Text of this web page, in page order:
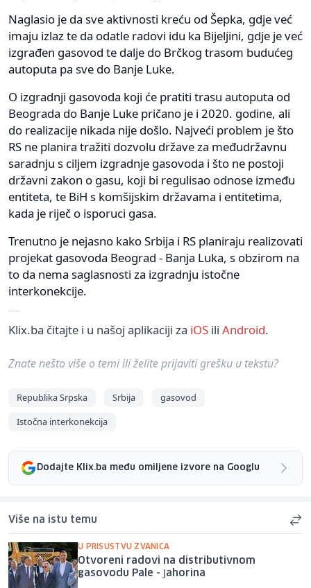
Naglasio je da sve aktivnosti kreću od Šepka, gdje već
imaju izlaz te da odatle radovi idu ka Bijeljini, gdje je već
izgrađen gasovod te dalje do Brčkog trasom budućeg
autoputa pa sve do Banje Luke.
O izgradnji gasovoda koji će pratiti trasu autoputa od
Beograda do Banje Luke pričano je i 2020. godine, ali
do realizacije nikada nije došlo. Najveći problem je što
RS ne planira tražiti dozvolu države za međudržavnu
saradnju s ciljem izgradnje gasovoda i što ne postoji
državni zakon o gasu, koji bi regulisao odnose između
entiteta, te BiH s komšijskim državama i entitetima,
kada je riječ o isporuci gasa.
Trenutno je nejasno kako Srbija i RS planiraju realizovati
projekat gasovoda Beograd - Banja Luka, s obzirom na
to da nema saglasnosti za izgradnju istočne
interkonekcije.
Klix.ba čitajte i u našoj aplikaciji za iOS ili Android.
Znate nešto više o temi ili želite prijaviti grešku u tekstu?
Republika Srpska Srbija
gasovod
Istočna interkonekcija
Dodajte Klix.ba među omiljene izvore na Googlu
Više na istu temu
U PRISUSTVU ZVANICA
Otvoreni radovi na distributivnom
gasovodu Pale - Јahorina